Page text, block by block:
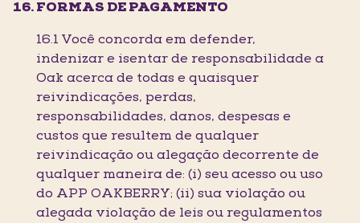
FORMAS DE PAGAMENTO
16.1 Você concorda em defender,
indenizar e isentar de responsabilidade a
Oak acerca de todas e quaisquer
reivindicações, perdas,
responsabilidades, danos, despesas e
custos que resultem de qualquer
reivindicação ou alegação decorrente de
qualquer maneira de: (i) seu acesso ou uso
do APP OAKBERRY; (ii) sua violação ou
alegada violação de leis ou regulamentos